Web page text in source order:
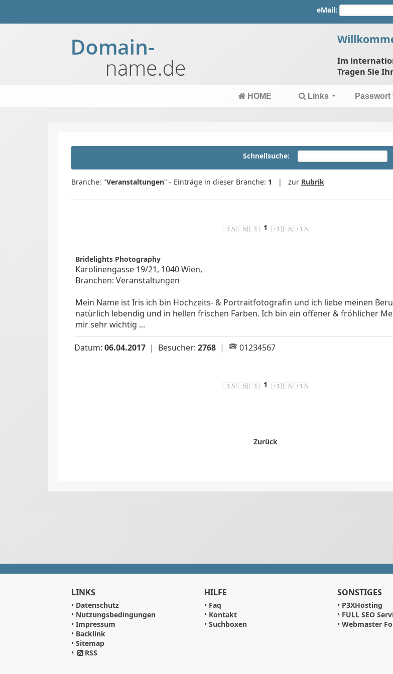
eMail:
Im
Tragen Sie
HOME Links
Schnellsuche:
Branche: "Veranstaltungen" - Einträge in dieser Branche: 1 | zur Rubrik
1
Bridelights Photography
Karolinengasse 19/21, 1040 Wien,
Branchen: Veranstaltungen
Mein Name ist Iris ich bin Hochzeits- & Portraitfotografin und ich liebe meinen
natürlich lebendig und in hellen frischen Farben. Ich bin ein offener & fröhlicher
mir sehr wichtig ...
Datum: 06.04.2017 | Besucher: 2768 | 01234567
1
Zurück
LINKS
• Datenschutz
• Nutzungsbedingungen
• Impressum
• Backlink
• Sitemap
•
RSS
HILFE
• Faq
• Kontakt
• Suchboxen
SONSTIGES
• P3XHosting
• FULL SEO
• Webmaster